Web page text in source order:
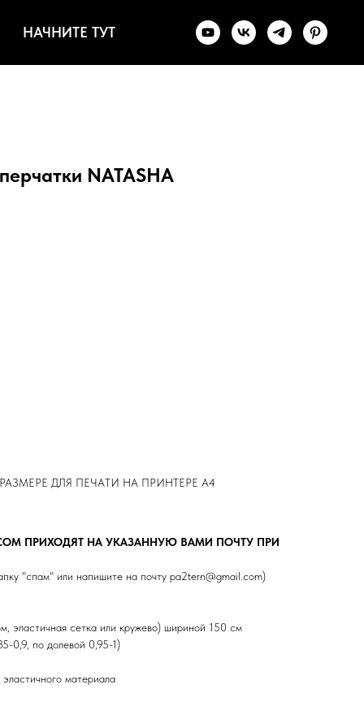
НАЧНИТЕ ТУТ
NATASHA
ДЛЯ ПЕЧАТИ НА ПРИНТЕРЕ А4
ПРИХОДЯТ НА УКАЗАННУЮ ВАМИ ПОЧТУ ПРИ
"спам" или напишите на почту pa2tern@gmail.com)
эластичная сетка или кружево) шириной 150 см
0,9, по долевой 0,95-1)
материала